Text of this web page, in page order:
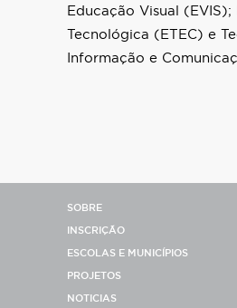
Educação Visual (EVIS);
Tecnológica (ETEC) e
Informação e
SOBRE
INSCRIÇÃO
ESCOLAS E MUNICÍPIOS
PROJETOS
NOTICIAS